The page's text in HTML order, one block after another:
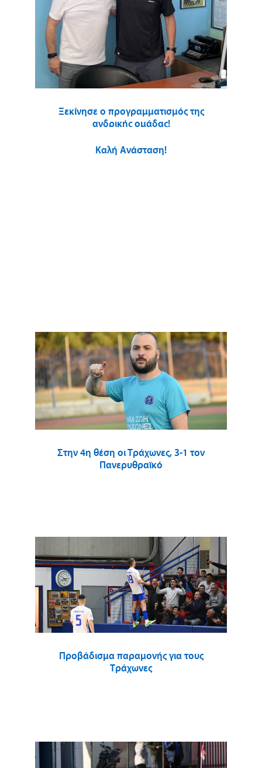
Ξεκίνησε ο προγραμματισμός της
ανδρικής ομάδας!
Καλή Ανάσταση!
Στην 4η θέση οι Τράχωνες, 3-1 τον
Πανερυθραϊκό
Προβάδισμα παραμονής για τους
Τράχωνες